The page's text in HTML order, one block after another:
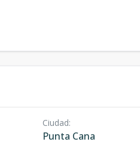
Ciudad:
Punta Cana